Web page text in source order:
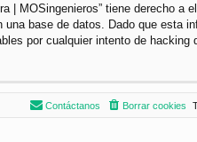
MOSingenieros” tiene derecho a
base de datos. Dado que esta
por cualquier intento de hacking
Borrar cookies
Contáctanos